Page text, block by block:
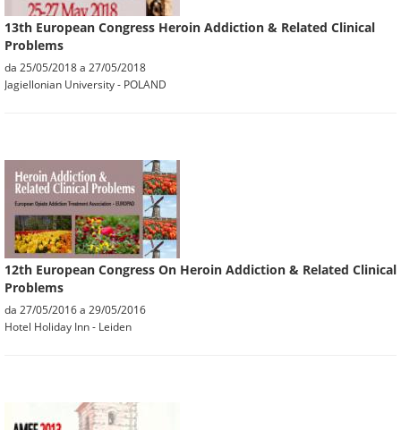
13th European Congress Heroin Addiction & Related Clinical
Problems
da 25/05/2018a 27/05/2018
Jagiellonian University - POLAND
12th European Congress On Heroin Addiction & Related Clinical
Problems
da 27/05/2016a 29/05/2016
Hotel Holiday Inn - Leiden